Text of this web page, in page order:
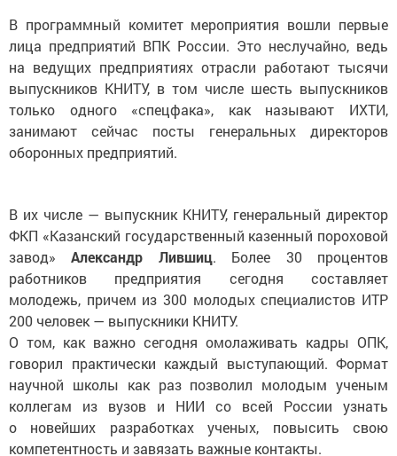
В программный комитет мероприятия вошли первые
лица предприятий ВПК России. Это неслучайно, ведь
на ведущих предприятиях отрасли работают тысячи
выпускников КНИТУ, в том числе шесть выпускников
только одного «спецфака», как называют ИХТИ,
занимают сейчас посты генеральных директоров
оборонных предприятий.
В их числе — выпускник КНИТУ, генеральный директор
ФКП «Казанский государственный казенный пороховой
завод»Александр Лившиц. Более 30 процентов
работников предприятия сегодня составляет
молодежь, причем из 300 молодых специалистов ИТР
200 человек — выпускники КНИТУ.
О том, как важно сегодня омолаживать кадры ОПК,
говорил практически каждый выступающий. Формат
научной школы как раз позволил молодым ученым
коллегам из вузов и НИИ со всей России узнать
о новейших разработках ученых, повысить свою
компетентность и завязать важные контакты.